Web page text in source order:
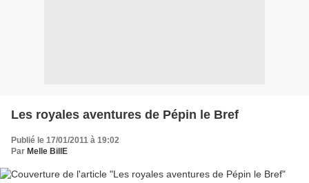
Les royales aventures de Pépin le Bref
Publié le 17/01/2011 à 19:02
Par Melle BillE